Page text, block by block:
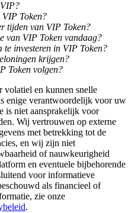
enz.
Token?
tijden van VIP Token?
van VIP Token vandaag?
te investeren in VIP Token?
krijgen?
Token volgen?
volatiel en kunnen snelle
enige verantwoordelijk voor uw
is niet aansprakelijk voor
Wij vertrouwen op externe
met betrekking tot de
en wij zijn niet
of nauwkeurigheid
en eventuele bijbehorende
voor informatieve
als financieel of
zie onze
.